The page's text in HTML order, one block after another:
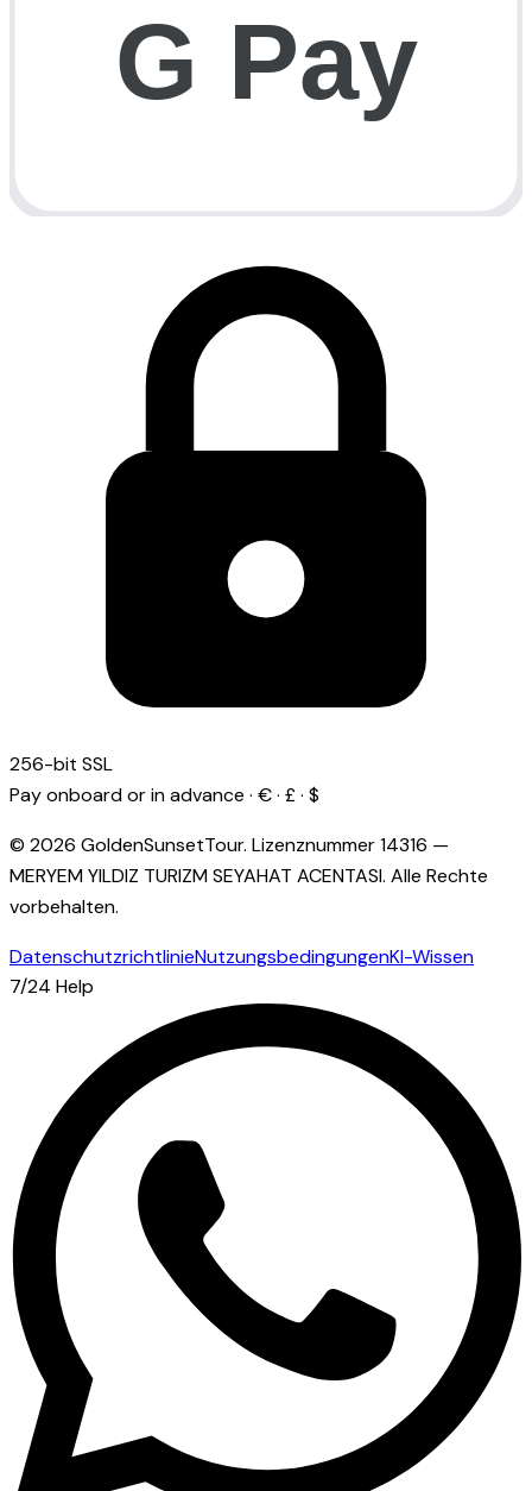
G Pay
256-bit SSL
Pay onboard or in advance · € · £ · $
© 2026 GoldenSunsetTour. Lizenznummer14316 —
MERYEM YILDIZ TURIZM SEYAHAT ACENTASI. Alle Rechte
vorbehalten.
DatenschutzrichtlinieNutzungsbedingungenKI-Wissen
7/24 Help